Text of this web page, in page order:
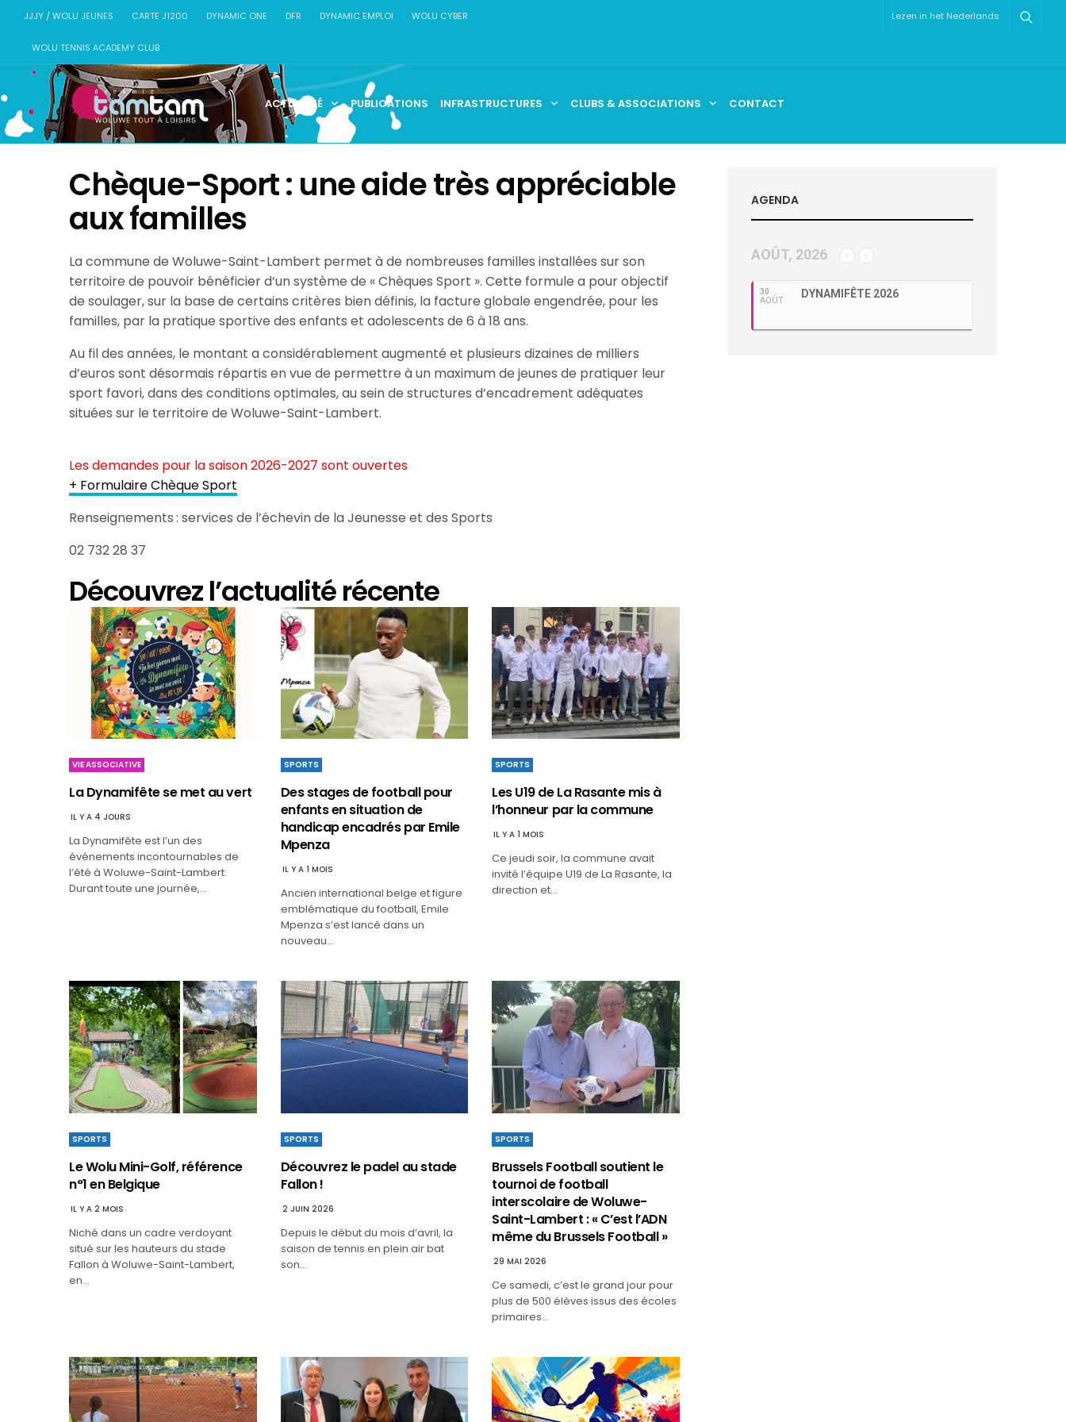
JJJY / WOLU JEUNES CARTE J1200 DYNAMIC ONE DFR DYNAMIC EMPLOI WOLU CYBER
WOLU TENNIS ACADEMY CLUB
Lezen in het Nederlands
ACTUALITÉ PUBLICATIONS INFRASTRUCTURES CLUBS & ASSOCIATIONS CONTACT
Chèque-Sport : une aide très appréciable
aux familles
La commune de Woluwe-Saint-Lambert permet à de nombreuses familles installées sur son
territoire de pouvoir bénéficier d’un système de « Chèques Sport ». Cette formule a pour objectif
de soulager, sur la base de certains critères bien définis, la facture globale engendrée, pour les
familles, par la pratique sportive des enfants et adolescents de 6 à 18 ans.
Au fil des années, le montant a considérablement augmenté et plusieurs dizaines de milliers
d’euros sont désormais répartis en vue de permettre à un maximum de jeunes de pratiquer leur
sport favori, dans des conditions optimales, au sein de structures d’encadrement adéquates
situées sur le territoire de Woluwe-Saint-Lambert.
Les demandes pour la saison 2026-2027 sont ouvertes
+ Formulaire Chèque Sport
Renseignements : services de l’échevin de la Jeunesse et des Sports
02 732 28 37
Découvrez l’actualité récente
VIE ASSOCIATIVE
La Dynamifête se met au vert
IL Y A 4 JOURS
La Dynamifête est l’un des
événements incontournables de
l’été à Woluwe-Saint-Lambert.
Durant toute une journée,…
SPORTS
Des stages de football pour
enfants en situation de
handicap encadrés par Emile
Mpenza
IL Y A 1 MOIS
Ancien international belge et figure
emblématique du football, Emile
Mpenza s’est lancé dans un
nouveau…
SPORTS
Les U19 de La Rasante mis à
l’honneur par la commune
IL Y A 1 MOIS
Ce jeudi soir, la commune avait
invité l’équipe U19 de La Rasante, la
direction et…
SPORTS
Le Wolu Mini-Golf, référence
n°1 en Belgique
IL Y A 2 MOIS
Niché dans un cadre verdoyant
situé sur les hauteurs du stade
Fallon à Woluwe-Saint-Lambert,
en…
SPORTS
Découvrez le padel au stade
Fallon !
2 JUIN 2026
Depuis le début du mois d’avril, la
saison de tennis en plein air bat
son…
SPORTS
Brussels Football soutient le
tournoi de football
interscolaire de Woluwe-
Saint-Lambert : « C’est l’ADN
même du Brussels Football »
29 MAI 2026
Ce samedi, c’est le grand jour pour
plus de 500 élèves issus des écoles
primaires…
AGENDA
AOÛT, 2026
30
AOÛT
DYNAMIFÊTE 2026